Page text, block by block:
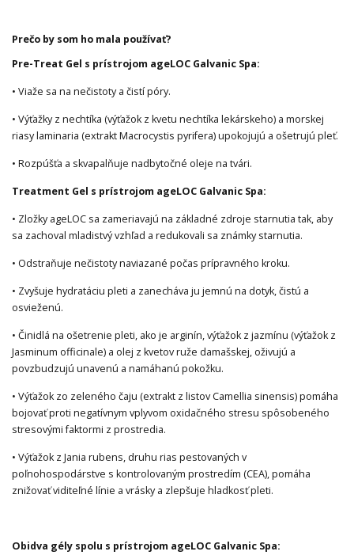
Prečo by som ho mala používať?
Pre-Treat Gel s prístrojom ageLOC Galvanic Spa:
• Viaže sa na nečistoty a čistí póry.
• Výťažky z nechtíka (výťažok z kvetu nechtíka lekárskeho) a morskej
riasy laminaria (extrakt Macrocystis pyrifera) upokojujú a ošetrujú pleť.
• Rozpúšťa a skvapalňuje nadbytočné oleje na tvári.
Treatment Gel s prístrojom ageLOC Galvanic Spa:
• Zložky ageLOC sa zameriavajú na základné zdroje starnutia tak, aby
sa zachoval mladistvý vzhľad a redukovali sa známky starnutia.
• Odstraňuje nečistoty naviazané počas prípravného kroku.
• Zvyšuje hydratáciu pleti a zanecháva ju jemnú na dotyk, čistú a
osvieženú.
• Činidlá na ošetrenie pleti, ako je arginín, výťažok z jazmínu (výťažok z
Jasminum officinale) a olej z kvetov ruže damašskej, oživujú a
povzbudzujú unavenú a namáhanú pokožku.
• Výťažok zo zeleného čaju (extrakt z listov Camellia sinensis) pomáha
bojovať proti negatívnym vplyvom oxidačného stresu spôsobeného
stresovými faktormi z prostredia.
• Výťažok z Jania rubens, druhu rias pestovaných v
poľnohospodárstve s kontrolovaným prostredím (CEA), pomáha
znižovať viditeľné línie a vrásky a zlepšuje hladkosť pleti.
Obidva gély spolu s prístrojom ageLOC Galvanic Spa: